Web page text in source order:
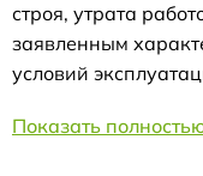
строя, утрата
заявленным
условий
Показать